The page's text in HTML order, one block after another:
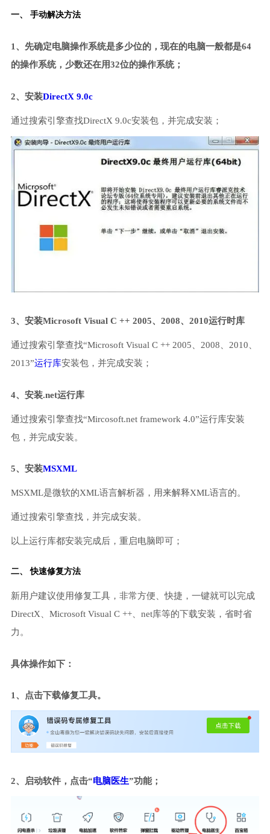
一、 手动解决方法
1、先确定电脑操作系统是多少位的，现在的电脑一般都是64
的操作系统，少数还在用32位的操作系统；
2、安装DirectX 9.0c
通过搜索引擎查找DirectX 9.0c安装包，并完成安装；
3、安装Microsoft Visual C ++ 2005、2008、2010运行时库
通过搜索引擎查找“Microsoft Visual C ++ 2005、2008、2010、
2013”运行库安装包，并完成安装；
4、安装.net运行库
通过搜索引擎查找“Mircosoft.net framework 4.0”运行库安装
包，并完成安装。
5、安装MSXML
MSXML是微软的XML语言解析器，用来解释XML语言的。
通过搜索引擎查找，并完成安装。
以上运行库都安装完成后，重启电脑即可；
二、 快速修复方法
新用户建议使用修复工具，非常方便、快捷，一键就可以完成
DirectX、Microsoft Visual C ++、net库等的下载安装，省时省
力。
具体操作如下：
1、点击下载修复工具。
2、启动软件，点击“电脑医生”功能；